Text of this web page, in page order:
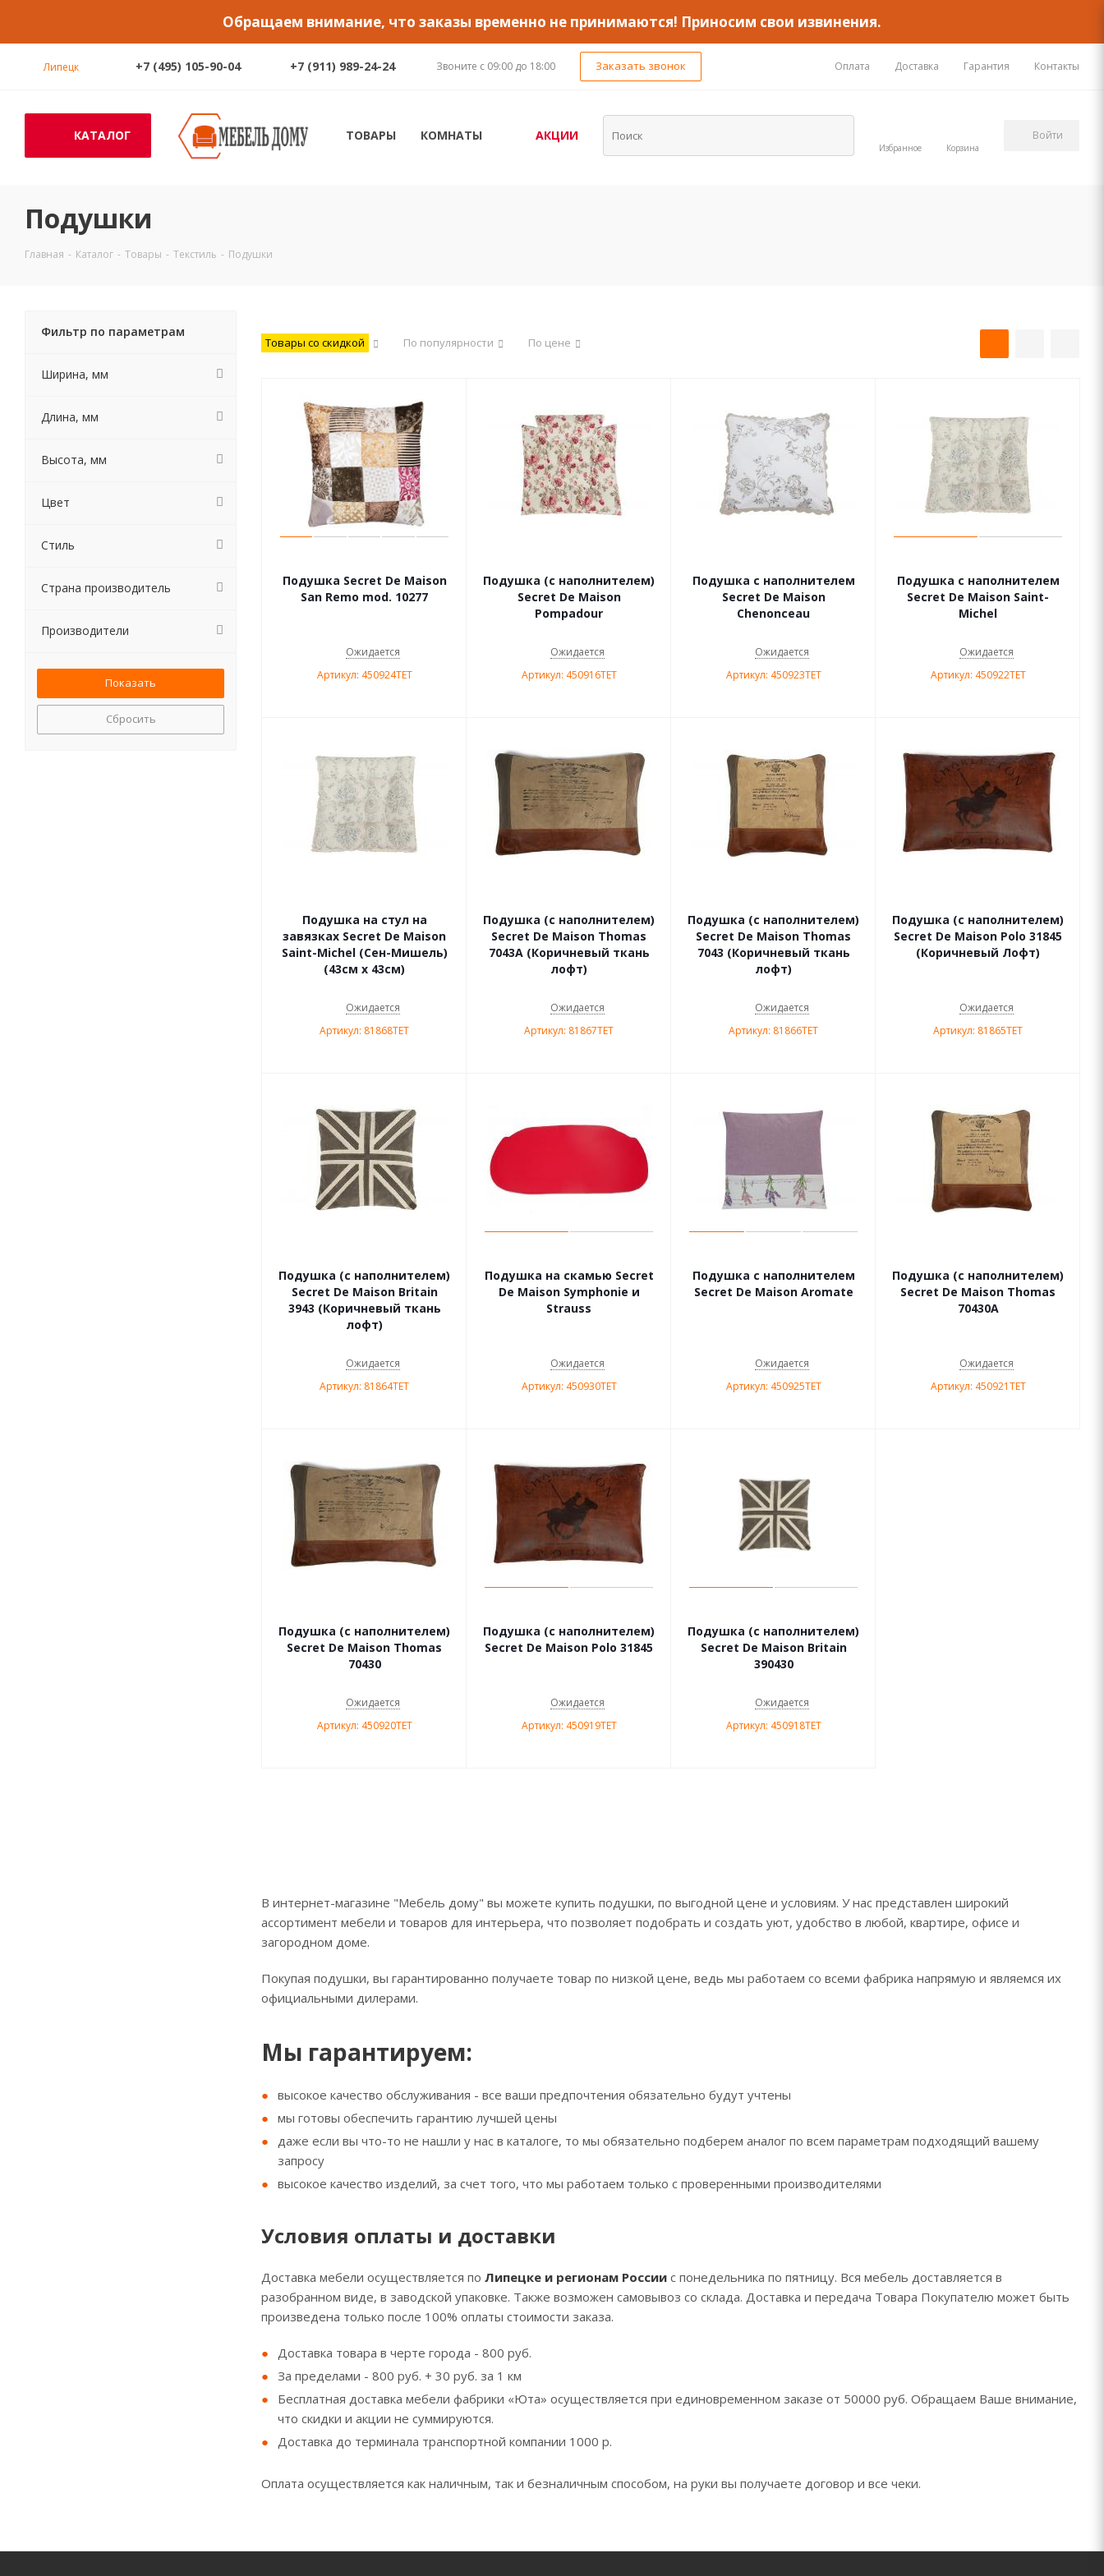
Обращаем внимание, что заказы временно не принимаются! Приносим свои извинения.
Липецк +7 (495) 105-90-04 +7 (911) 989-24-24 Звоните с 09:00 до 18:00 Заказать звонок Оплата Доставка Гарантия Контакты
КАТАЛОГ ТОВАРЫ КОМНАТЫ АКЦИИ
Избранное Корзина
Войти
Подушки
Главная - Каталог - Товары - Текстиль - Подушки
Товары со скидкой По популярности По цене
Подушка Secret De Maison
San Remo mod. 10277
Ожидается
Артикул: 450924TET
Подушка (с наполнителем)
Secret De Maison
Pompadour
Ожидается
Артикул: 450916TET
Подушка с наполнителем
Secret De Maison
Chenonceau
Ожидается
Артикул: 450923TET
Подушка с наполнителем
Secret De Maison Saint-
Michel
Ожидается
Артикул: 450922TET
Подушка на стул на
завязках Secret De Maison
Saint-Michel (Сен-Мишель)
(43см х 43см)
Ожидается
Артикул: 81868TET
Подушка (с наполнителем)
Secret De Maison Thomas
7043A (Коричневый ткань
лофт)
Ожидается
Артикул: 81867TET
Подушка (с наполнителем)
Secret De Maison Thomas
7043 (Коричневый ткань
лофт)
Ожидается
Артикул: 81866TET
Подушка (с наполнителем)
Secret De Maison Polo 31845
(Коричневый Лофт)
Ожидается
Артикул: 81865TET
Подушка (с наполнителем)
Secret De Maison Britain
3943 (Коричневый ткань
лофт)
Ожидается
Артикул: 81864TET
Подушка на скамью Secret
De Maison Symphonie и
Strauss
Ожидается
Артикул: 450930TET
Подушка с наполнителем
Secret De Maison Aromate
Ожидается
Артикул: 450925TET
Подушка (с наполнителем)
Secret De Maison Thomas
70430A
Ожидается
Артикул: 450921TET
Подушка (с наполнителем)
Secret De Maison Thomas
70430
Ожидается
Артикул: 450920TET
Подушка (с наполнителем)
Secret De Maison Polo 31845
Ожидается
Артикул: 450919TET
Подушка (с наполнителем)
Secret De Maison Britain
390430
Ожидается
Артикул: 450918TET
В интернет-магазине "Мебель дому" вы можете купить подушки, по выгодной цене и условиям. У нас представлен широкий
ассортимент мебели и товаров для интерьера, что позволяет подобрать и создать уют, удобство в любой, квартире, офисе и
загородном доме.
Покупая подушки, вы гарантированно получаете товар по низкой цене, ведь мы работаем со всеми фабрика напрямую и являемся их
официальными дилерами.
Мы гарантируем:
высокое качество обслуживания - все ваши предпочтения обязательно будут учтены
мы готовы обеспечить гарантию лучшей цены
даже если вы что-то не нашли у нас в каталоге, то мы обязательно подберем аналог по всем параметрам подходящий вашему
запросу
высокое качество изделий, за счет того, что мы работаем только с проверенными производителями
Условия оплаты и доставки
Доставка мебели осуществляется по Липецке и регионам России с понедельника по пятницу. Вся мебель доставляется в
разобранном виде, в заводской упаковке. Также возможен самовывоз со склада. Доставка и передача Товара Покупателю может быть
произведена только после 100% оплаты стоимости заказа.
Доставка товара в черте города - 800 руб.
За пределами - 800 руб. + 30 руб. за 1 км
Бесплатная доставка мебели фабрики «Юта» осуществляется при единовременном заказе от 50000 руб. Обращаем Ваше внимание,
что скидки и акции не суммируются.
Доставка до терминала транспортной компании 1000 р.
Оплата осуществляется как наличным, так и безналичным способом, на руки вы получаете договор и все чеки.
Фильтр по параметрам
Ширина, мм
Длина, мм
Высота, мм
Цвет
Стиль
Страна производитель
Производители
Сбросить